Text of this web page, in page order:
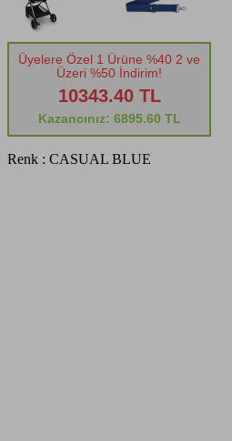
Üyelere Özel 1 Ürüne %40 2 ve
Üzeri %50 İndirim!
10343.40 TL
Kazancınız: 6895.60 TL
Renk : CASUAL BLUE